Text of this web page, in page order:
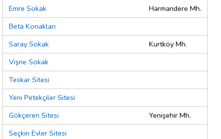
Emre Sokak
Harmandere Mh.
Beta Konakları
Saray Sokak
Kurtköy Mh.
Vişne Sokak
Teskar Sitesi
Yeni Petekçiler Sitesi
Gökçeren Sitesi
Yenişehir Mh.
Seçkin Evler Sitesi